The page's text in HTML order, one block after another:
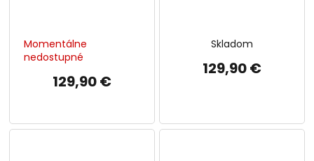
Momentálne
nedostupné
129,90 €
Skladom
129,90 €